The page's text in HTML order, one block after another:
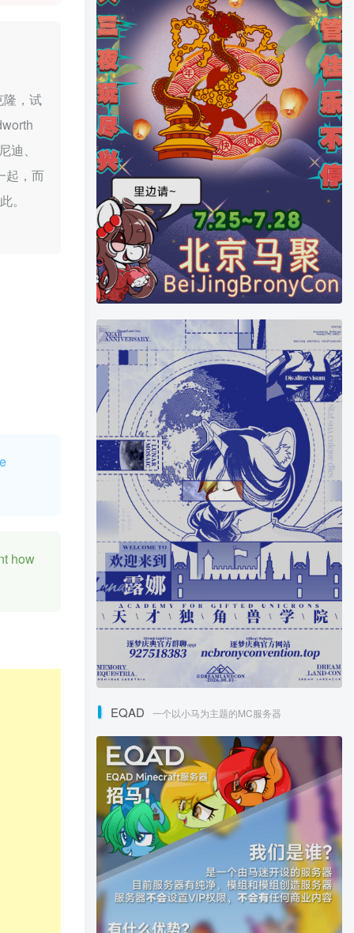
隆，试
、
起，而
。
how
EQAD 一个以小马为主题的MC服务器